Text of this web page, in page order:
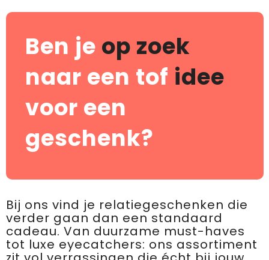
Ben je op zoek
naar een tof idee
voor een
geschenk?
Bij ons vind je relatiegeschenken die
verder gaan dan een standaard
cadeau. Van duurzame must-haves
tot luxe eyecatchers: ons assortiment